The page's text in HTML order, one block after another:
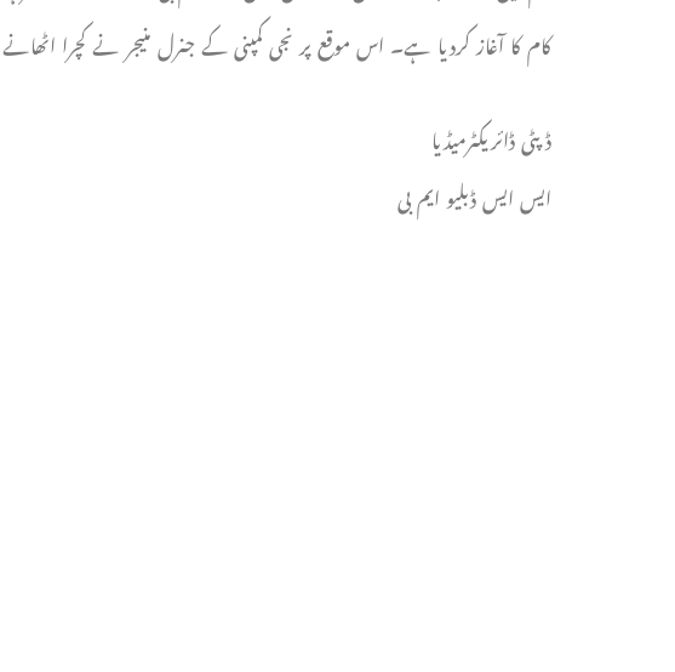
کام کا آغاز کردیا ہے۔ اس موقع پر نجی کمپنی کے جنرل منیجر نے کچرا
ڈپٹی ڈائریکٹرمیڈیا
ایس ایس ڈبلیو ایم بی